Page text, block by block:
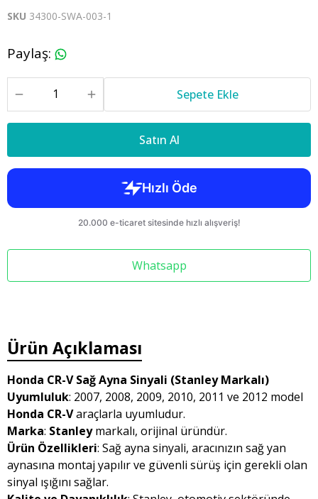
SKU 34300-SWA-003-1
Paylaş:
Sepete Ekle
Satın Al
Whatsapp
Ürün Açıklaması
Honda CR-V Sağ Ayna Sinyali (Stanley Markalı)
Uyumluluk: 2007, 2008, 2009, 2010, 2011 ve 2012 model
Honda CR-Varaçlarla uyumludur.
Marka: Stanleymarkalı, orijinal üründür.
Ürün Özellikleri: Sağ ayna sinyali, aracınızın sağ yan
aynasına montaj yapılır ve güvenli sürüş için gerekli olan
sinyal ışığını sağlar.